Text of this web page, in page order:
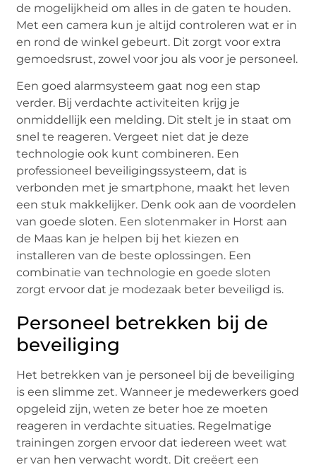
de mogelijkheid om alles in de gaten te houden.
Met een camera kun je altijd controleren wat er in
en rond de winkel gebeurt. Dit zorgt voor extra
gemoedsrust, zowel voor jou als voor je personeel.
Een goed alarmsysteem gaat nog een stap
verder. Bij verdachte activiteiten krijg je
onmiddellijk een melding. Dit stelt je in staat om
snel te reageren. Vergeet niet dat je deze
technologie ook kunt combineren. Een
professioneel beveiligingssysteem, dat is
verbonden met je smartphone, maakt het leven
een stuk makkelijker. Denk ook aan de voordelen
van goede sloten. Een slotenmaker in Horst aan
de Maas kan je helpen bij het kiezen en
installeren van de beste oplossingen. Een
combinatie van technologie en goede sloten
zorgt ervoor dat je modezaak beter beveiligd is.
Personeel betrekken bij de
beveiliging
Het betrekken van je personeel bij de beveiliging
is een slimme zet. Wanneer je medewerkers goed
opgeleid zijn, weten ze beter hoe ze moeten
reageren in verdachte situaties. Regelmatige
trainingen zorgen ervoor dat iedereen weet wat
er van hen verwacht wordt. Dit creëert een